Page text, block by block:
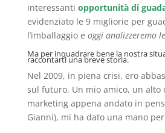
interessanti opportunità di
evidenziato le 9 migliorie per
l’imballaggio e oggi analizzeremo
Ma per inquadrare bene la nostra
raccontarti una breve storia.
Nel 2009, in piena crisi, ero
sul futuro. Un mio amico, un alto
marketing appena andato in
Gianni), mi ha dato una mano